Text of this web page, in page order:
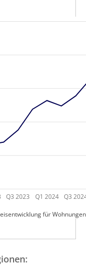
Q3 2023 Q1 2024 Q3
für Wohnungen